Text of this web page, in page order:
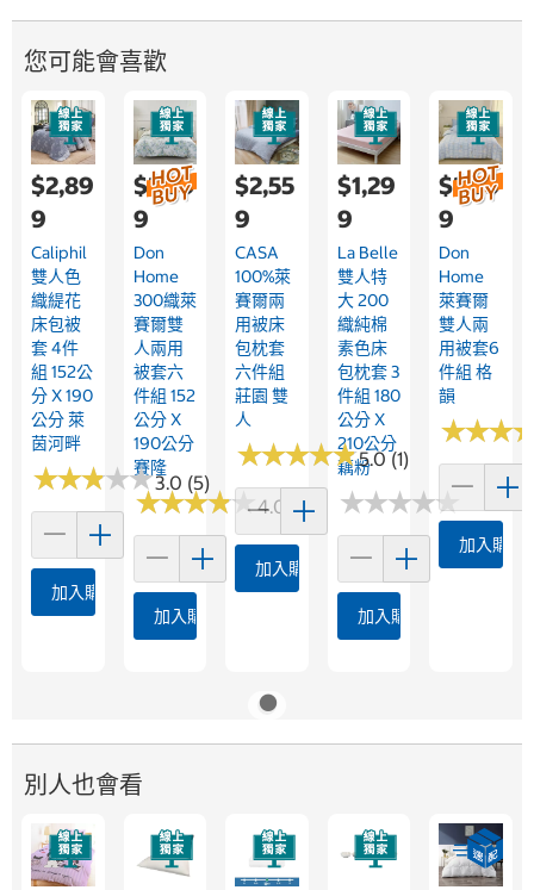
您可能會喜歡
$2,89
9
Caliphil
雙人色
織緹花
床包被
套 4件
組 152公
分 X 190
公分 萊
茵河畔
★★★★★
★★★★★3.0 (5)
加入購物車
$2,59
9
Don
Home
300織萊
賽爾雙
人兩用
被套六
件組 152
公分 X
190公分
賽隆
★★★★★
★★★★★4.0 (4)
加入購物車
$2,55
9
CASA
100%萊
賽爾兩
用被床
包枕套
六件組
莊園 雙
人
★★★★★
★★★★★5.0 (1)
加入購物車
$1,29
9
La Belle
雙人特
大 200
織純棉
素色床
包枕套 3
件組 180
公分 X
210公分
藕粉
★★★★★
★★★★★
加入購物車
$2,59
9
Don
Home
萊賽爾
雙人兩
用被套6
件組 格
韻
★★★
★★★
加入購物
別人也會看